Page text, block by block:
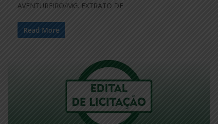
AVENTUREIRO/MG. EXTRATO DE
Read More